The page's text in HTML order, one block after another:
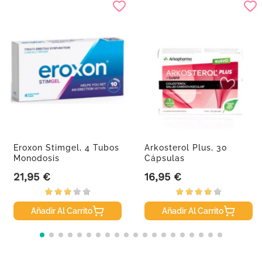
Eroxon Stimgel, 4 Tubos
Monodosis
Precio
21,95 €
Añadir Al Carrito
Arkosterol Plus, 30
Cápsulas
Precio
16,95 €
Añadir Al Carrito